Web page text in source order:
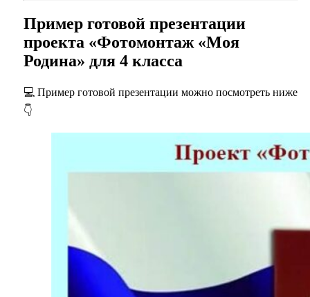
Пример готовой презентации
проекта «Фотомонтаж «Моя
Родина» для 4 класса
💻 Пример готовой презентации можно посмотреть ниже
👇